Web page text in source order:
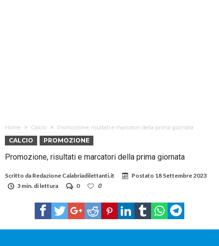
Home Calcio Promozione, risultati e marcatori della prima giornata
CALCIO PROMOZIONE
Promozione, risultati e marcatori della prima giornata
Scritto da Redazione Calabriadilettanti.it Postato 18 Settembre 2023
3 min. di lettura
0 0